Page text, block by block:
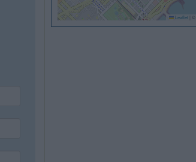
Leaflet ©